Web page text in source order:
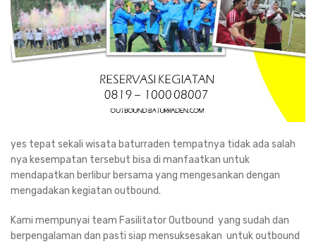
yes tepat sekali wisata baturraden tempatnya tidak ada salah
nya kesempatan tersebut bisa di manfaatkan untuk
mendapatkan berlibur bersama yang mengesankan dengan
mengadakan kegiatan outbound.
Kami mempunyai team Fasilitator Outbound yang sudah dan
berpengalaman dan pasti siap mensuksesakan untuk outbound